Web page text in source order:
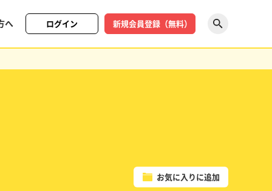
へ ログイン 新規会員登録（無料）
お気に入りに追加